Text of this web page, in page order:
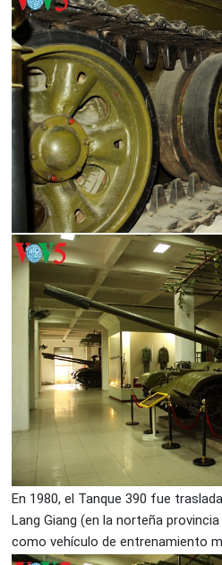
En 1980, el Tanque 390 fue
Lang Giang (en la norteña
como vehículo de entrenamiento